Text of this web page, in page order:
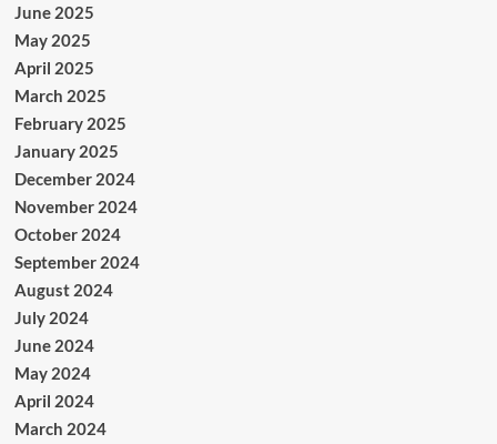
June 2025
May 2025
April 2025
March 2025
February 2025
January 2025
December 2024
November 2024
October 2024
September 2024
August 2024
July 2024
June 2024
May 2024
April 2024
March 2024